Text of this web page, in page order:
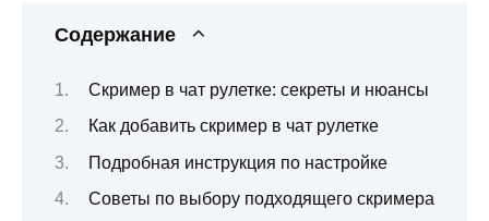
Содержание
Скример в чат рулетке: секреты и нюансы
Как добавить скример в чат рулетке
Подробная инструкция по настройке
Советы по выбору подходящего скримера